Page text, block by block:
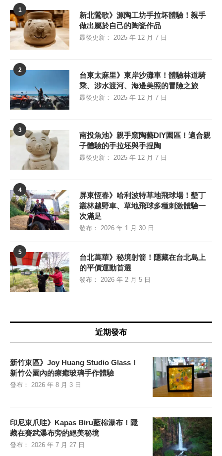
1
新北鶯歌》源陶工坊手拉坏體驗！親手
做出屬於自己的陶瓷作品
最後更新： 2025 年 12 月 7 日
2
台東太麻里》東岸沙灘車！體驗林道騎
乘、涉水渡河、海邊美照的冒險之旅
最後更新： 2025 年 12 月 7 日
3
南投魚池》親手窯陶藝DIY園區！適合親
子體驗的手拉坯與手捏陶
最後更新： 2025 年 12 月 7 日
4
屏東恆春》哈利波特草地飛球場！墾丁
叢林越野車、草地飛球多種刺激體驗一
次滿足
發布： 2026 年 1 月 30 日
5
台北萬華》秘境射箭！隱藏在台北島上
的平價運動首選
發布： 2026 年 2 月 5 日
近期發布
新竹東區》Joy Huang Studio Glass！
新竹公園內的療癒玻璃手作體驗
發布： 2026 年 8 月 3 日
印尼東爪哇》Kapas Biru藍棉瀑布！隱
藏在賽武瀑布旁的絕美秘境
發布： 2026 年 7 月 27 日